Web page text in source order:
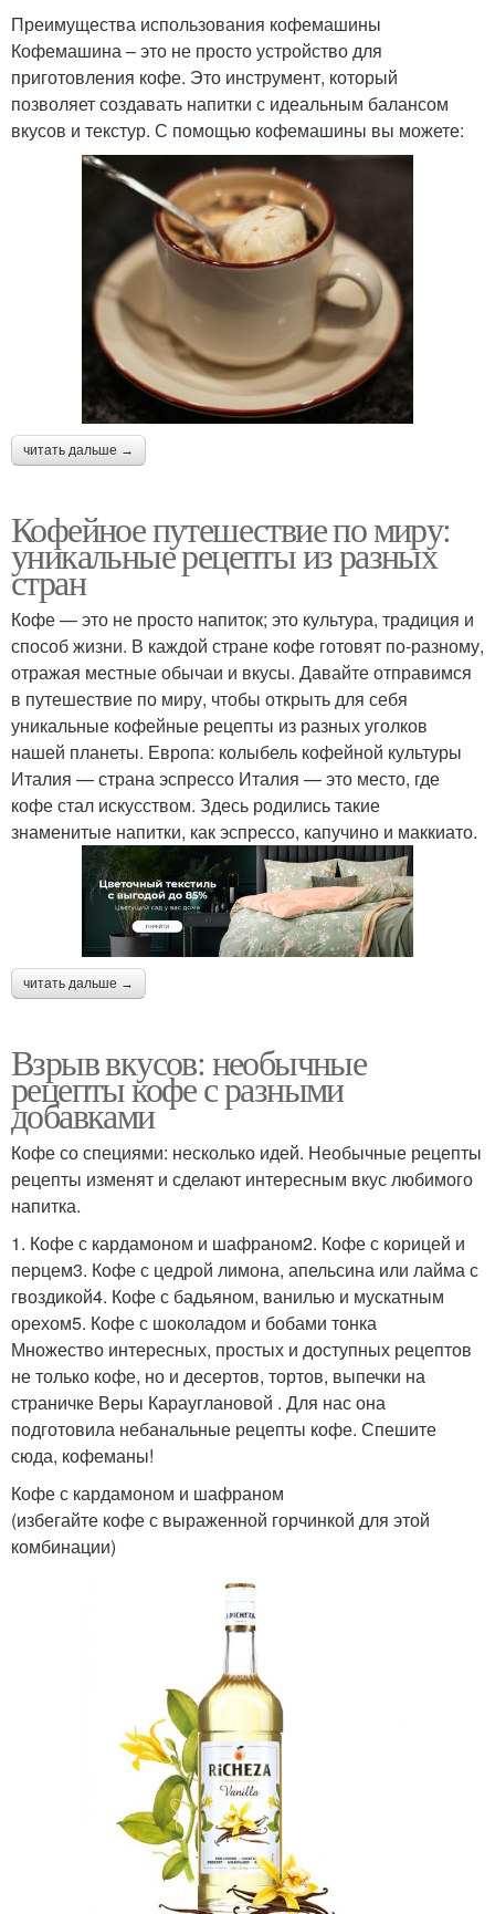
Преимущества использования кофемашины
Кофемашина – это не просто устройство для
приготовления кофе. Это инструмент, который
позволяет создавать напитки с идеальным балансом
вкусов и текстур. С помощью кофемашины вы можете:
читать дальше →
Кофейное путешествие по миру:
уникальные рецепты из разных
стран
Кофе — это не просто напиток; это культура, традиция и
способ жизни. В каждой стране кофе готовят по-разному,
отражая местные обычаи и вкусы. Давайте отправимся
в путешествие по миру, чтобы открыть для себя
уникальные кофейные рецепты из разных уголков
нашей планеты. Европа: колыбель кофейной культуры
Италия — страна эспрессо Италия — это место, где
кофе стал искусством. Здесь родились такие
знаменитые напитки, как эспрессо, капучино и маккиато.
читать дальше →
Взрыв вкусов: необычные
рецепты кофе с разными
добавками
Кофе со специями: несколько идей. Необычные рецепты
рецепты изменят и сделают интересным вкус любимого
напитка.
1. Кофе с кардамоном и шафраном2. Кофе с корицей и
перцем3. Кофе с цедрой лимона, апельсина или лайма с
гвоздикой4. Кофе с бадьяном, ванилью и мускатным
орехом5. Кофе с шоколадом и бобами тонка
Множество интересных, простых и доступных рецептов
не только кофе, но и десертов, тортов, выпечки на
страничке Веры Карауглановой . Для нас она
подготовила небанальные рецепты кофе. Спешите
сюда, кофеманы!
Кофе с кардамоном и шафраном
(избегайте кофе с выраженной горчинкой для этой
комбинации)